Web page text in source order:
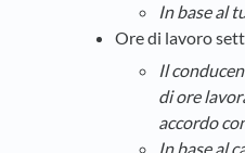
In base al
Ore di lavoro
Il
di ore
accordo
In base al